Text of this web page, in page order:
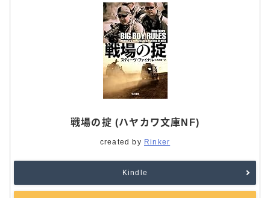
戦場の掟 (ハヤカワ文庫NF)
created by Rinker
Kindle